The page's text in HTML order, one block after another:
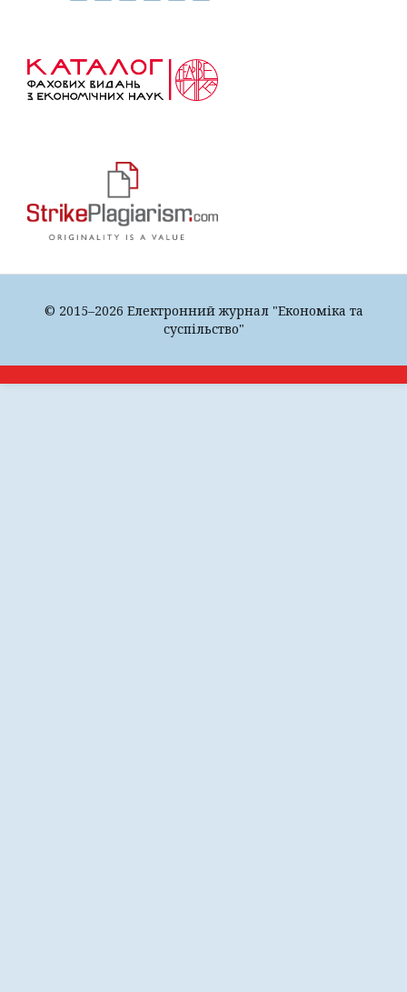
© 2015–2026 Електронний журнал "Економіка та
суспільство"